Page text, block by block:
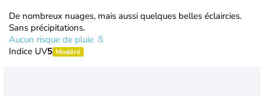
De nombreux nuages, mais aussi quelques belles éclaircies.
Sans précipitations.
Aucun risque de pluie
Indice UV5 Modéré